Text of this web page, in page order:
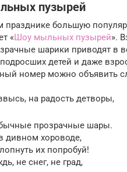
пузырей
празднике большую
«Шоу мыльных пузырей».
шарики приводят в
детей и даже
номер можно объявить
на радость детворы,
прозрачные шары.
дивном хороводе,
их попробуй!
не снег, не град,